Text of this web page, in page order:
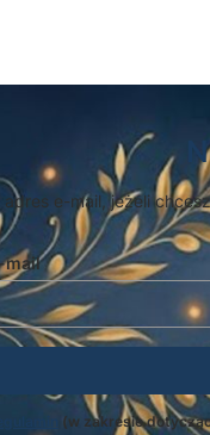
adres e-mail, jeżeli
mail
(w zakresie